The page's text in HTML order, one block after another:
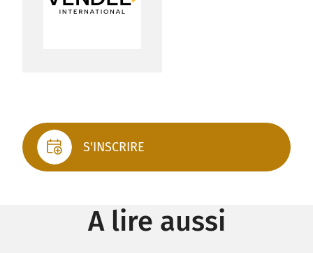
S'INSCRIRE
A lire aussi